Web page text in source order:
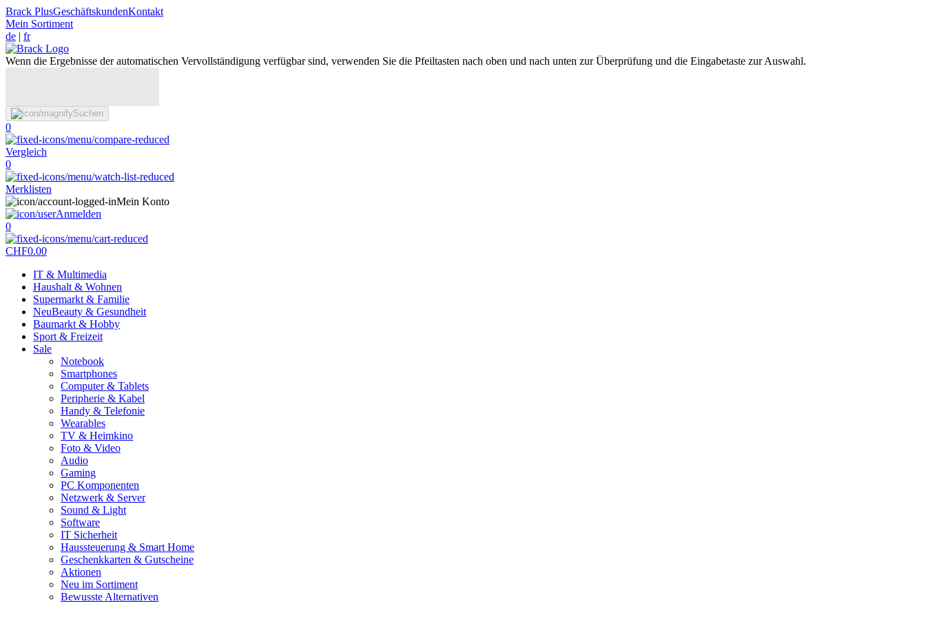
Brack PlusGeschäftskundenKontakt
Mein Sortiment
de | fr
Wenn die Ergebnisse der automatischen Vervollständigung verfügbar sind, verwenden Sie die Pfeiltasten nach oben und nach unten zur Überprüfung und die Eingabetaste zur Auswahl.
Suchen
0
Vergleich
0
Merklisten
Mein Konto
Anmelden
0
CHF0.00
IT & Multimedia
Haushalt & Wohnen
Supermarkt & Familie
NeuBeauty & Gesundheit
Baumarkt & Hobby
Sport & Freizeit
Sale
Notebook
Smartphones
Computer & Tablets
Peripherie & Kabel
Handy & Telefonie
Wearables
TV & Heimkino
Foto & Video
Audio
Gaming
PC Komponenten
Netzwerk & Server
Sound & Light
Software
IT Sicherheit
Haussteuerung & Smart Home
Geschenkkarten & Gutscheine
Aktionen
Neu im Sortiment
Bewusste Alternativen